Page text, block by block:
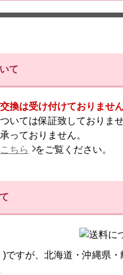
て
換は受け付けておりません
いては保証致しておりませ
っておりません。
こちら をご覧ください。
ですが、北海道・沖縄県